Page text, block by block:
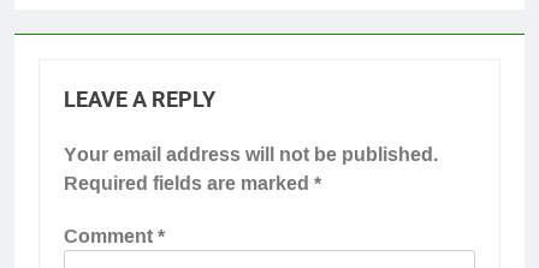
LEAVE A REPLY
Your email address will not be published.
Required fields are marked*
Comment*